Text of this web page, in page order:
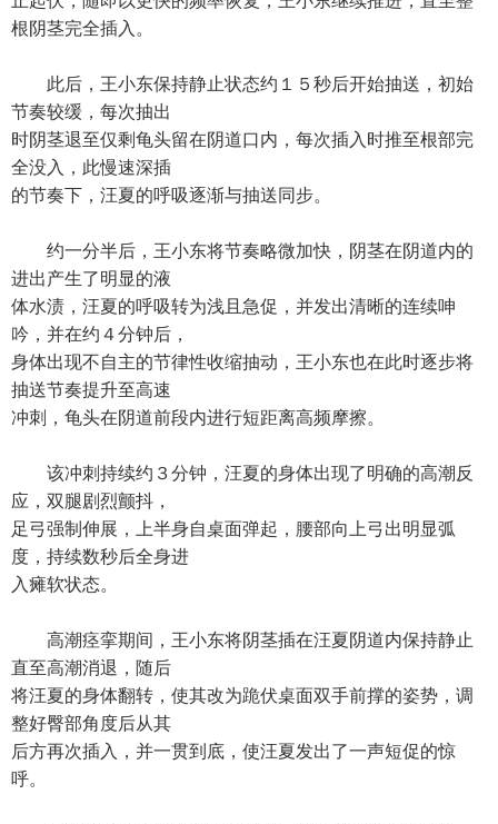
根阴茎完全插入。
此后，王小东保持静止状态约１５秒后开始抽送，初始
节奏较缓，每次抽出
时阴茎退至仅剩龟头留在阴道口内，每次插入时推至根部完
全没入，此慢速深插
的节奏下，汪夏的呼吸逐渐与抽送同步。
约一分半后，王小东将节奏略微加快，阴茎在阴道内的
进出产生了明显的液
体水渍，汪夏的呼吸转为浅且急促，并发出清晰的连续呻
吟，并在约４分钟后，
身体出现不自主的节律性收缩抽动，王小东也在此时逐步将
抽送节奏提升至高速
冲刺，龟头在阴道前段内进行短距离高频摩擦。
该冲刺持续约３分钟，汪夏的身体出现了明确的高潮反
应，双腿剧烈颤抖，
足弓强制伸展，上半身自桌面弹起，腰部向上弓出明显弧
度，持续数秒后全身进
入瘫软状态。
高潮痉挛期间，王小东将阴茎插在汪夏阴道内保持静止
直至高潮消退，随后
将汪夏的身体翻转，使其改为跪伏桌面双手前撑的姿势，调
整好臀部角度后从其
后方再次插入，并一贯到底，使汪夏发出了一声短促的惊
呼。